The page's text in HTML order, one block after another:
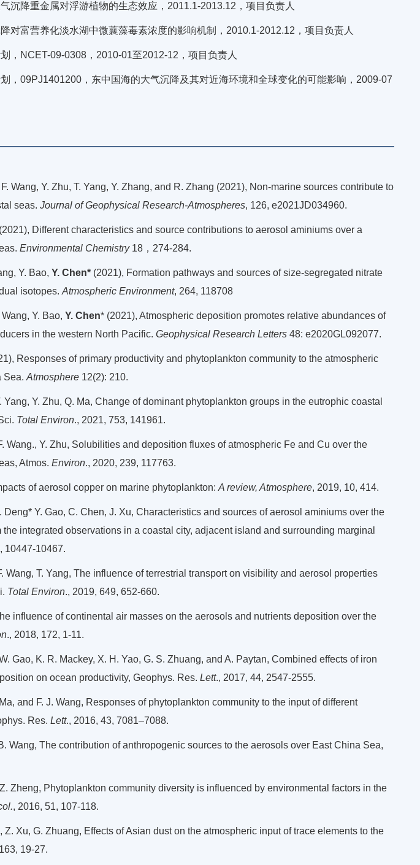
沉降重金属对浮游植物的生态效应，2011.1-2013.12，项目负责人
对富营养化淡水湖中微蘘藻毒素浓度的影响机制，2010.1-2012.12，项目负责人
，NCET-09-0308，2010-01至2012-12，项目负责人
，09PJ1401200，东中国海的大气沉降及其对近海环境和全球变化的可能影响，2009-07
Wang, Y. Zhu, T. Yang, Y. Zhang, and R. Zhang (2021), Non-marine sources contribute to
seas.Journal of Geophysical Research-Atmospheres, 126, e2021JD034960.
(2021), Different characteristics and source contributions to aerosol aminiums over a
Environmental Chemistry18，274-284.
Y. Bao,Y. Chen* (2021), Formation pathways and sources of size-segregated nitrate
isotopes.Atmospheric Environment, 264, 118708
Wang, Y. Bao,Y. Chen* (2021), Atmospheric deposition promotes relative abundances of
in the western North Pacific.Geophysical Research Letters 48: e2020GL092077.
Responses of primary productivity and phytoplankton community to the atmospheric
Sea.Atmosphere 12(2): 210.
Yang, Y. Zhu, Q. Ma, Change of dominant phytoplankton groups in the eutrophic coastal
Total Environ., 2021, 753, 141961.
Wang., Y. Zhu, Solubilities and deposition fluxes of atmospheric Fe and Cu over the
Atmos.Environ., 2020, 239, 117763.
of aerosol copper on marine phytoplankton:A review, Atmosphere, 2019, 10, 414.
Deng* Y. Gao, C. Chen, J. Xu, Characteristics and sources of aerosol aminiums over the
integrated observations in a coastal city, adjacent island and surrounding marginal
10447-10467.
Wang, T. Yang, The influence of terrestrial transport on visibility and aerosol properties
Total Environ., 2019, 649, 652-660.
influence of continental air masses on the aerosols and nutrients deposition over the
., 2018, 172, 1-11.
Gao, K. R. Mackey, X. H. Yao, G. S. Zhuang, and A. Paytan, Combined effects of iron
on ocean productivity, Geophys. Res. Lett., 2017, 44, 2547-2555.
and F. J. Wang, Responses of phytoplankton community to the input of different
Res.Lett., 2016, 43, 7081–7088.
Wang, The contribution of anthropogenic sources to the aerosols over East China Sea,
Zheng, Phytoplankton community diversity is influenced by environmental factors in the
, 2016, 51, 107-118.
Z. Xu, G. Zhuang, Effects of Asian dust on the atmospheric input of trace elements to the
19-27.